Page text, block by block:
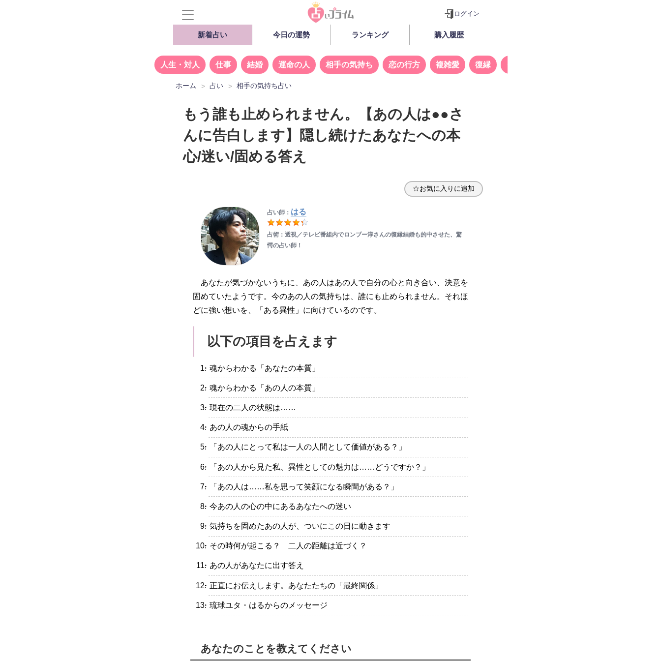
ログイン
新着占い 今日の運勢 ランキング 購入履歴
人生・対人 仕事 結婚 運命の人 相手の気持ち 恋の行方 複雑愛 復縁
ホーム 占い 相手の気持ち占い
もう誰も止められません。【あの人は●●さ
んに告白します】隠し続けたあなたへの本
心/迷い/固める答え
☆お気に入りに追加
占い師： はる
占術：透視／テレビ番組内でロンブー淳さんの復縁結婚も的中させた、驚
愕の占い師！
あなたが気づかないうちに、あの人はあの人で自分の心と向き合い、決意を
固めていたようです。今のあの人の気持ちは、誰にも止められません。それほ
どに強い想いを、「ある異性」に向けているのです。
以下の項目を占えます
・魂からわかる「あなたの本質」
・魂からわかる「あの人の本質」
・現在の二人の状態は……
・あの人の魂からの手紙
・「あの人にとって私は一人の人間として価値がある？」
・「あの人から見た私、異性としての魅力は……どうですか？」
・「あの人は……私を思って笑顔になる瞬間がある？」
・今あの人の心の中にあるあなたへの迷い
・気持ちを固めたあの人が、ついにこの日に動きます
・その時何が起こる？ 二人の距離は近づく？
・あの人があなたに出す答え
・正直にお伝えします。あなたたちの「最終関係」
・琉球ユタ・はるからのメッセージ
あなたのことを教えてください